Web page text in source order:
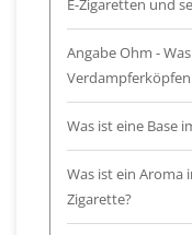
Angabe Ohm -
Was ist eine Base
Was ist ein Aroma
Zigarette?